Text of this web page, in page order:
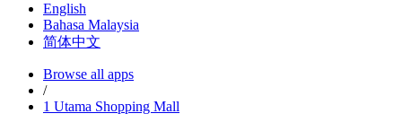
English
Bahasa Malaysia
简体中文
Browse all apps
/
1 Utama Shopping Mall